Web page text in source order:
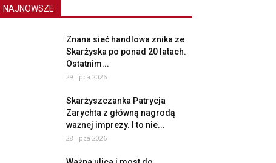
NAJNOWSZE
Znana sieć handlowa znika ze
Skarżyska po ponad 20 latach.
Ostatnim...
29 lipca 2026
Skarżyszczanka Patrycja
Zarychta z główną nagrodą
ważnej imprezy. I to nie...
28 lipca 2026